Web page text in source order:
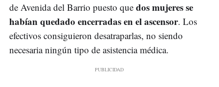
de Avenida del Barrio puesto que dos mujeres se
habían quedado encerradas en el ascensor. Los
efectivos consiguieron desatraparlas, no siendo
necesaria ningún tipo de asistencia médica.